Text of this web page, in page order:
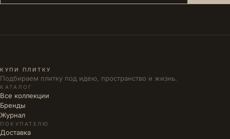
КУПИ ПЛИТКУ
Подбираем плитку под идею, пространство и жизнь.
КАТАЛОГ
Все коллекции
Бренды
Журнал
ПОКУПАТЕЛЮ
Доставка